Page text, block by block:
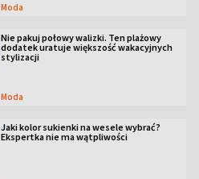
Moda
Nie pakuj połowy walizki. Ten plażowy
dodatek uratuje większość wakacyjnych
stylizacji
Moda
Jaki kolor sukienki na wesele wybrać?
Ekspertka nie ma wątpliwości